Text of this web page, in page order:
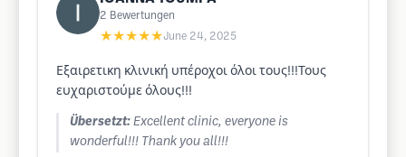
2 Bewertungen
★★★★★June 24, 2025
Εξαιρετικη κλινική υπέροχοι όλοι τους!!!Τους
ευχαριστούμε όλους!!!
Übersetzt: Excellent clinic, everyone is
wonderful!!! Thank you all!!!